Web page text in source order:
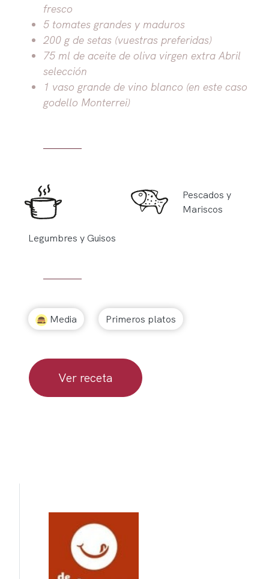
fresco
5 tomates grandes y maduros
200 g de setas (vuestras preferidas)
75 ml de aceite de oliva virgen extra Abril
selección
1 vaso grande de vino blanco (en este caso
godello Monterrei)
Legumbres y Guisos
Pescados y
Mariscos
Media Primeros platos
Ver receta